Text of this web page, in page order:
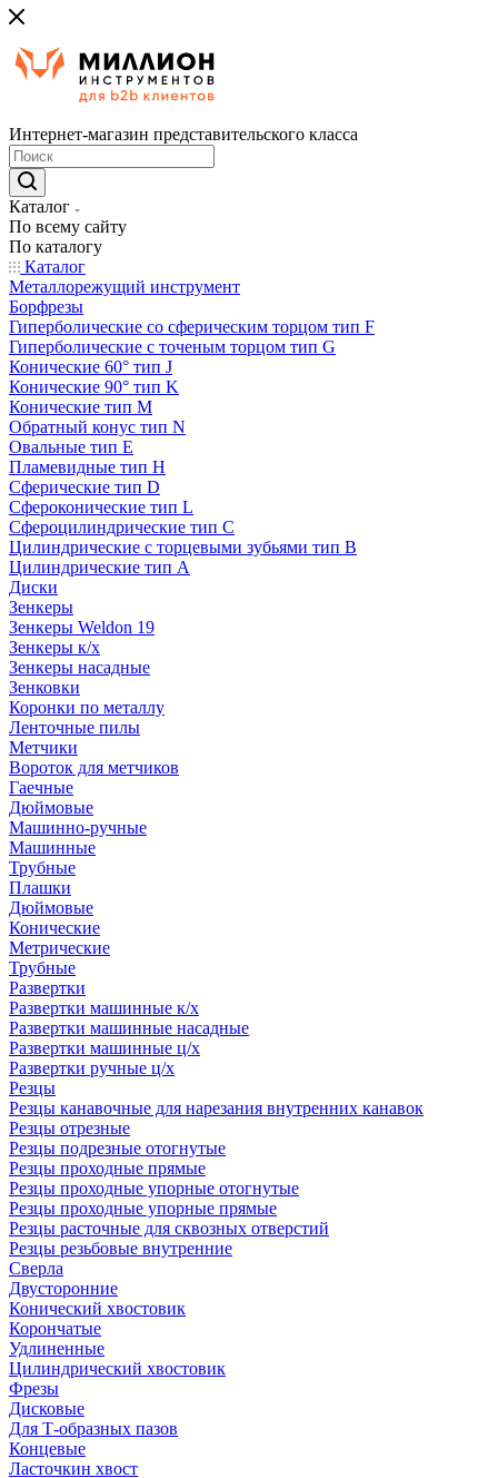
Интернет-магазин представительского класса
Каталог
По всему сайту
По каталогу
Каталог
Металлорежущий инструмент
Борфрезы
Гиперболические cо сферическим торцом тип F
Гиперболические с точеным торцом тип G
Конические 60° тип J
Конические 90° тип K
Конические тип M
Обратный конус тип N
Овальные тип E
Пламевидные тип H
Сферические тип D
Сфероконические тип L
Сфероцилиндрические тип C
Цилиндрические с торцевыми зубьями тип B
Цилиндрические тип А
Диски
Зенкеры
Зенкеры Weldon 19
Зенкеры к/х
Зенкеры насадные
Зенковки
Коронки по металлу
Ленточные пилы
Метчики
Вороток для метчиков
Гаечные
Дюймовые
Машинно-ручные
Машинные
Трубные
Плашки
Дюймовые
Конические
Метрические
Трубные
Развертки
Развертки машинные к/х
Развертки машинные насадные
Развертки машинные ц/х
Развертки ручные ц/х
Резцы
Резцы канавочные для нарезания внутренних канавок
Резцы отрезные
Резцы подрезные отогнутые
Резцы проходные прямые
Резцы проходные упорные отогнутые
Резцы проходные упорные прямые
Резцы расточные для сквозных отверстий
Резцы резьбовые внутренние
Сверла
Двусторонние
Конический хвостовик
Корончатые
Удлиненные
Цилиндрический хвостовик
Фрезы
Дисковые
Для Т-образных пазов
Концевые
Ласточкин хвост